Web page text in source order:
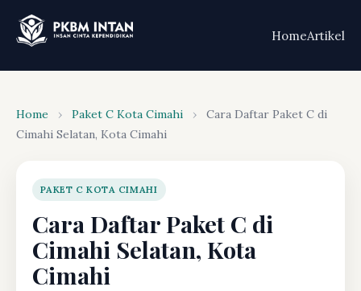
HomeArtikel
Home › Paket C Kota Cimahi ›
Cara Daftar Paket C di
Cimahi Selatan, Kota Cimahi
PAKET C KOTA CIMAHI
Cara Daftar Paket C di
Cimahi Selatan, Kota
Cimahi